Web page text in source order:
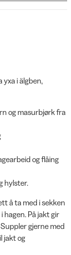
yxa i älgben,
og masurbjørk fra
og flåing
hylster.
å ta med i sekken
hagen. På jakt gir
gjerne med
jakt og